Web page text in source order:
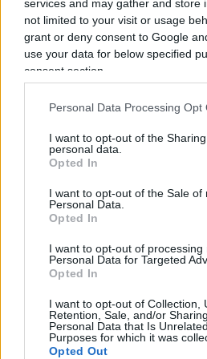
services and may gather and store
not limited to your visit or usage
grant or deny consent to Google
use your data for below specified
consent section.
Personal Data Processing Opt
I want to opt-out of the
personal data.
Opted In
I want to opt-out of the Sale of
Personal Data.
Opted In
I want to opt-out of processing
Personal Data for Targeted
Opted In
I want to opt-out of Collection,
Retention, Sale, and/or
Personal Data that Is
Purposes for which it was
Opted Out
aversovrastato ogni cosa. In
comuni, usigeneralmente a
dei giornali e ad ascoltare
sono stati indotti a credere,
demenziali misure, che il
di chiunque non indossasse
ordinanza.
In questo senso speravo che
stanza dei bottoni di un
spiccata razionalità si
di un popolo costretto, di
arresti domiciliari e a girare
angolo della Penisola24 ore
come dimostra l’esperienza